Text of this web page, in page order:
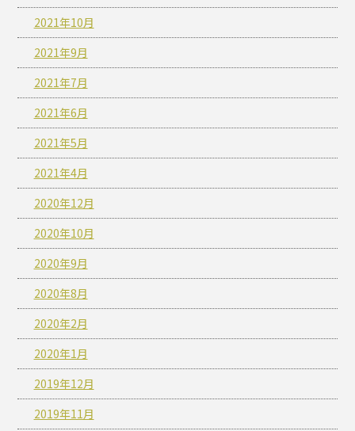
2021年10月
2021年9月
2021年7月
2021年6月
2021年5月
2021年4月
2020年12月
2020年10月
2020年9月
2020年8月
2020年2月
2020年1月
2019年12月
2019年11月